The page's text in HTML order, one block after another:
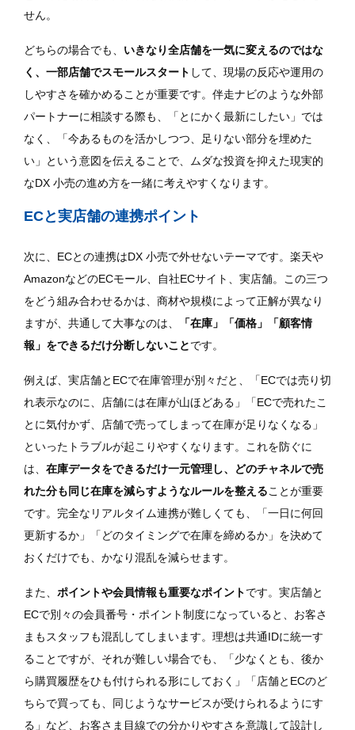
せん。
どちらの場合でも、 いきなり全店舗を一気に変えるのではな
く、一部店舗でスモールスタート して、現場の反応や運用の
しやすさを確かめることが重要です。伴走ナビのような外部
パートナーに相談する際も、「とにかく最新にしたい」では
なく、「今あるものを活かしつつ、足りない部分を埋めた
い」という意図を伝えることで、ムダな投資を抑えた現実的
なDX 小売の進め方を一緒に考えやすくなります。
ECと実店舗の連携ポイント
次に、ECとの連携はDX 小売で外せないテーマです。楽天や
AmazonなどのECモール、自社ECサイト、実店舗。この三つ
をどう組み合わせるかは、商材や規模によって正解が異なり
ますが、共通して大事なのは、
「在庫」「価格」「顧客情
報」をできるだけ分断しないことです。
例えば、実店舗とECで在庫管理が別々だと、「ECでは売り切
れ表示なのに、店舗には在庫が山ほどある」「ECで売れたこ
とに気付かず、店舗で売ってしまって在庫が足りなくなる」
といったトラブルが起こりやすくなります。これを防ぐに
は、 在庫データをできるだけ一元管理し、どのチャネルで売
れた分も同じ在庫を減らすようなルールを整えることが重要
です。完全なリアルタイム連携が難しくても、「一日に何回
更新するか」「どのタイミングで在庫を締めるか」を決めて
おくだけでも、かなり混乱を減らせます。
また、 ポイントや会員情報も重要なポイントです。実店舗と
ECで別々の会員番号・ポイント制度になっていると、お客さ
まもスタッフも混乱してしまいます。理想は共通IDに統一す
ることですが、それが難しい場合でも、「少なくとも、後か
ら購買履歴をひも付けられる形にしておく」「店舗とECのど
ちらで買っても、同じようなサービスが受けられるようにす
る」など、お客さま目線での分かりやすさを意識して設計し